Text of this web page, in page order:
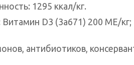
1295 ккал/кг.
D3 (3a671) 200 МЕ/кг;
антибиотиков,